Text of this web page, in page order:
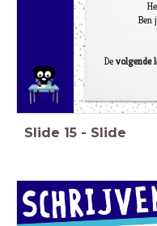
Ben
Devolgende
Slide 15 - Slide